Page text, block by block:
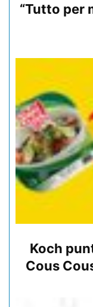
“Tutto per
Koch
Cous